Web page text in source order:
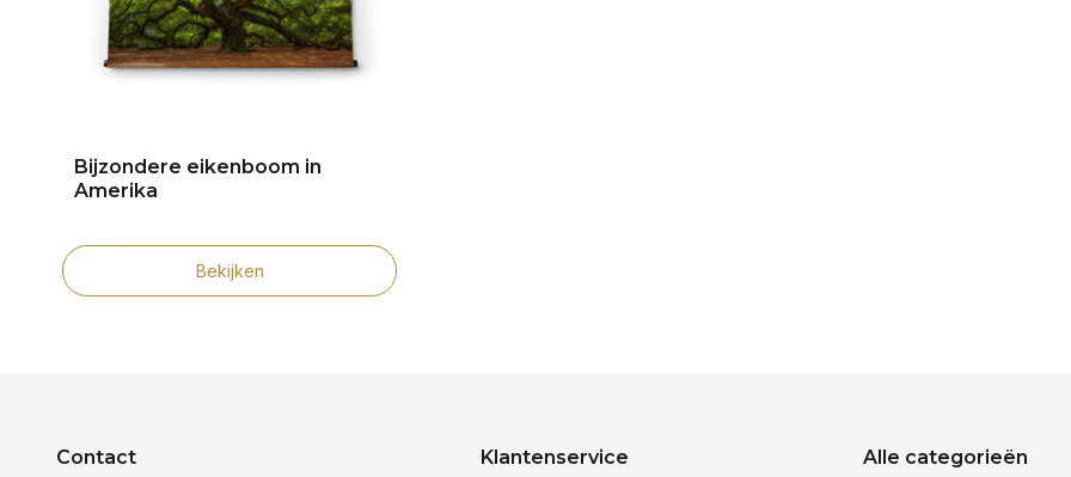
Bijzondere eikenboom in
Amerika
Bekijken
Contact Klantenservice Alle categorieën